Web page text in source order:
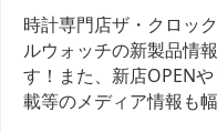
時計専門店ザ・クロッ
ルウォッチの新製品情
す！また、新店OPEN
載等のメディア情報も